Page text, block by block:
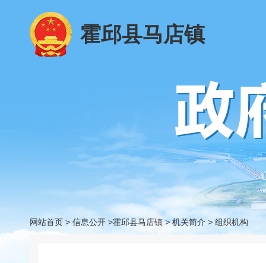
霍邱县马店镇
网站首页 > 信息公开 >霍邱县马店镇> 机关简介 > 组织机构